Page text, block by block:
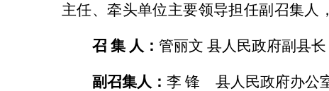
主任、牵头单位主要领导担任副召集人
召 集 人：管丽文 县人民政府副县长
副召集人：李 锋县人民政府办公